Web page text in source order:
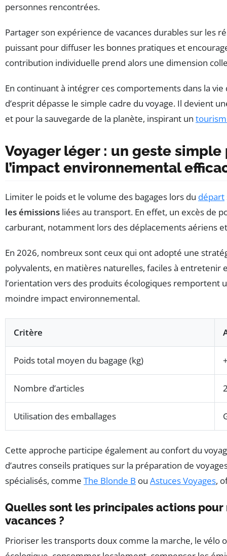
personnes rencontrées.
Partager son expérience de vacances durables sur les
puissant pour diffuser les bonnes pratiques et
contribution individuelle prend alors une dimension
En continuant à intégrer ces comportements dans la
d’esprit dépasse le simple cadre du voyage. Il devient
et pour la sauvegarde de la planète, inspirant un
Voyager léger : un geste
l’impact environnemental
Limiter le poids et le volume des bagages lors du départ
les émissions liées au transport. En effet, un excès de
carburant, notamment lors des déplacements aériens
En 2026, nombreux sont ceux qui ont adopté une
polyvalents, en matières naturelles, faciles à entretenir
l’orientation vers des produits écologiques remportent
moindre impact environnemental.
Critère
Poids total moyen du bagage (kg)
Nombre d’articles
Utilisation des emballages
Cette approche participe également au confort du
d’autres conseils pratiques sur la préparation de
spécialisés, comme The Blonde B ou Astuces Voyages,
Quelles sont les principales actions
vacances ?
Prioriser les transports doux comme la marche, le vélo